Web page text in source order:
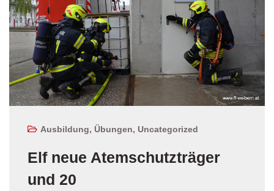
Ausbildung, Übungen, Uncategorized
Elf neue Atemschutzträger
und 20